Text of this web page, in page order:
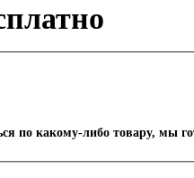
по какому-либо товару, мы